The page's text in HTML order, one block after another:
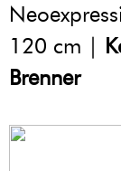
120 cm |
Brenner